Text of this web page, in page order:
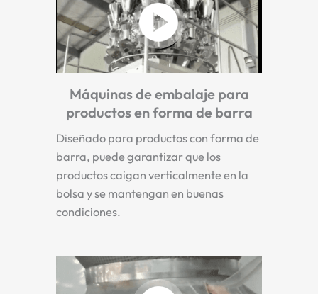
Máquinas de embalaje para
productos en forma de barra
Diseñado para productos con forma de
barra, puede garantizar que los
productos caigan verticalmente en la
bolsa y se mantengan en buenas
condiciones.